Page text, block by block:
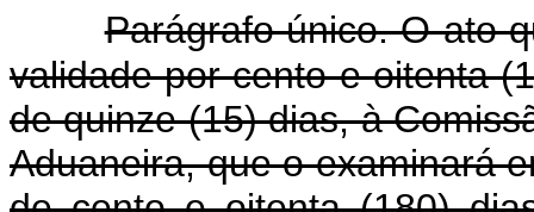
Parágrafo único. O ato
validade por cento e oitenta
de quinze (15) dias, à
Aduaneira, que o examinará